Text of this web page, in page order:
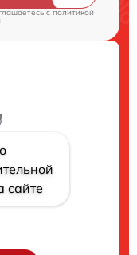
cполитикой
сайте